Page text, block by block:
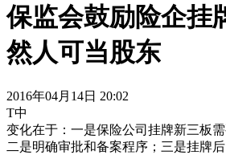
保监会鼓励险企挂
然人可当股东
2016年04月14日 20:02
T中
变化在于：一是保险公司挂牌新三板
二是明确审批和备案程序；三是挂牌